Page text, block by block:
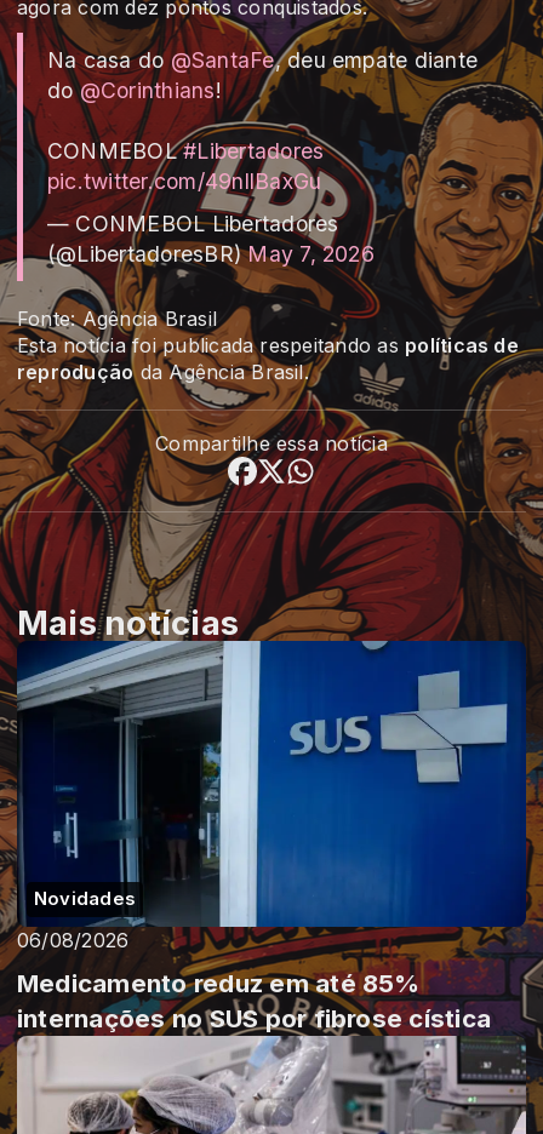
agora com dez pontos conquistados.
Na casa do@SantaFe, deu empate diante
do@Corinthians!
CONMEBOL#Libertadores
pic.twitter.com/49nllBaxGu
— CONMEBOL Libertadores
(@LibertadoresBR)May 7, 2026
Fonte: Agência Brasil
Esta notícia foi publicada respeitando as políticas de
reproduçãoda Agência Brasil.
Compartilhe essa notícia
Mais notícias
Novidades
06/08/2026
Medicamento reduz em até 85%
internações no SUS por fibrose cística